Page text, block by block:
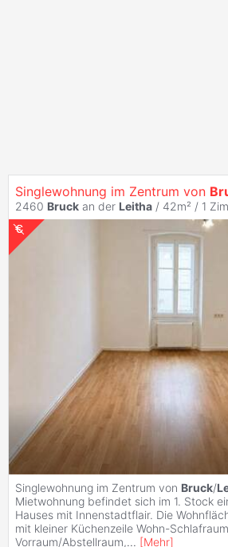
Singlewohnung im Zentrum von
2460 Bruck an der Leitha / 42m² / 1
Singlewohnung im Zentrum von Bruck/
Mietwohnung befindet sich im 1. Stock
Hauses mit Innenstadtflair. Die
mit kleiner Küchenzeile Wohn-Schlafraum
Vorraum/Abstellraum,... [Mehr]